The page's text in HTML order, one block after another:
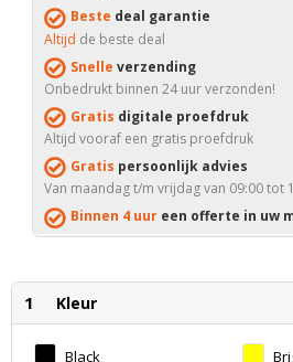
Beste deal garantie
Altijd de beste deal
Snelle verzending
Onbedrukt binnen 24 uur verzonden!
Gratis digitale proefdruk
Altijd vooraf een gratis proefdruk
Gratis persoonlijk advies
Van maandag t/m vrijdag van 09:00 tot
Binnen 4 uur een offerte in uw
1 Kleur
Black